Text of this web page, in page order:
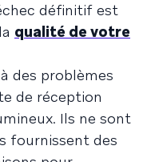
définitif est
qualité de votre
des problèmes
de réception
Ils ne sont
fournissent des